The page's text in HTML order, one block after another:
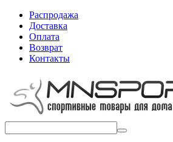
Распродажа
Доставка
Оплата
Возврат
Контакты